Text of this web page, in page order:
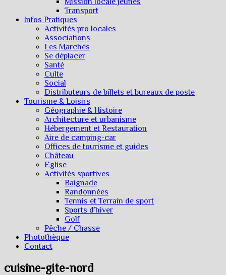
Transport
Infos Pratiques
Activités pro locales
Associations
Les Marchés
Se déplacer
Santé
Culte
Social
Distributeurs de billets et bureaux de poste
Tourisme & Loisirs
Géographie & Histoire
Architecture et urbanisme
Hébergement et Restauration
Aire de camping-car
Offices de tourisme et guides
Château
Eglise
Activités sportives
Baignade
Randonnées
Tennis et Terrain de sport
Sports d’hiver
Golf
Pêche / Chasse
Photothèque
Contact
cuisine-gite-nord